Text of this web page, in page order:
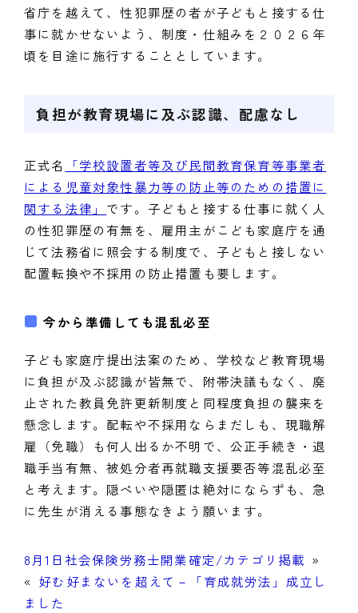
省庁を越えて、性犯罪歴の者が子どもと接する仕
事に就かせないよう、制度・仕組みを２０２６年
頃を目途に施行することとしています。
負担が教育現場に及ぶ認識、配慮なし
正式名
「学校設置者等及び民間教育保育等事業者
による児童対象性暴力等の防止等のための措置に
関する法律」 です。子どもと接する仕事に就く人
の性犯罪歴の有無を、雇用主がこども家庭庁を通
じて法務省に照会する制度で、子どもと接しない
配置転換や不採用の防止措置も要します。
今から準備しても混乱必至
子ども家庭庁提出法案のため、学校など教育現場
に負担が及ぶ認識が皆無で、附帯決議もなく、廃
止された教員免許更新制度と同程度負担の襲来を
懸念します。配転や不採用ならまだしも、現職解
雇（免職）も何人出るか不明で、公正手続き・退
職手当有無、被処分者再就職支援要否等混乱必至
と考えます。隠ぺいや隠匿は絶対にならずも、急
に先生が消える事態なきよう願います。
8月1日社会保険労務士開業確定/カテゴリ掲載 »
« 好む好まないを超えて－「育成就労法」成立し
ました